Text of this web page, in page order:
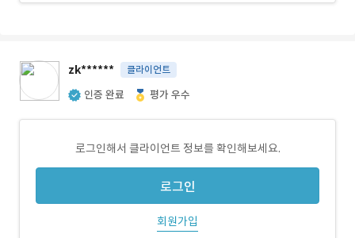
zk****** 클라이언트
인증 완료 평가 우수
로그인해서 클라이언트 정보를 확인해보세요.
로그인
회원가입